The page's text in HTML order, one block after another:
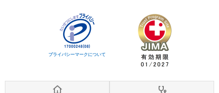
プライバシーマークについて